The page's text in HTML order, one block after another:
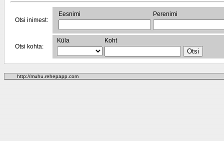
Otsi inimest:
Eesnimi Perenimi
Otsi kohta:
Küla Koht
http://muhu.rehepapp.com